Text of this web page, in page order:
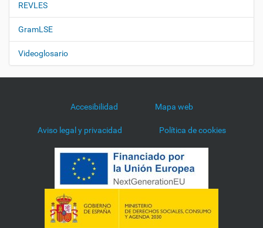
REVLES
GramLSE
Videoglosario
Accesibilidad Mapa web
Aviso legal y privacidad Política de cookies